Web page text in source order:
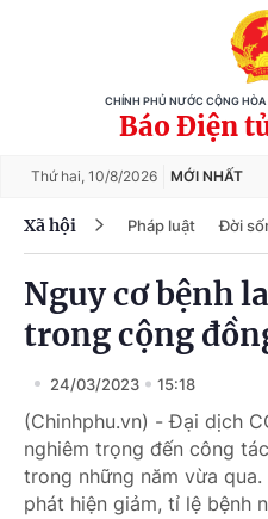
CHÍNH PHỦ NƯỚC CỘNG
Báo Điện
Thứ hai, 10/8/2026 MỚI NHẤT
Xã hội Pháp luật Đời
Nguy cơ bệnh
trong cộng
24/03/2023 15:18
(Chinhphu.vn) - Đại dịch
nghiêm trọng đến công
trong những năm vừa
phát hiện giảm, tỉ lệ bệnh